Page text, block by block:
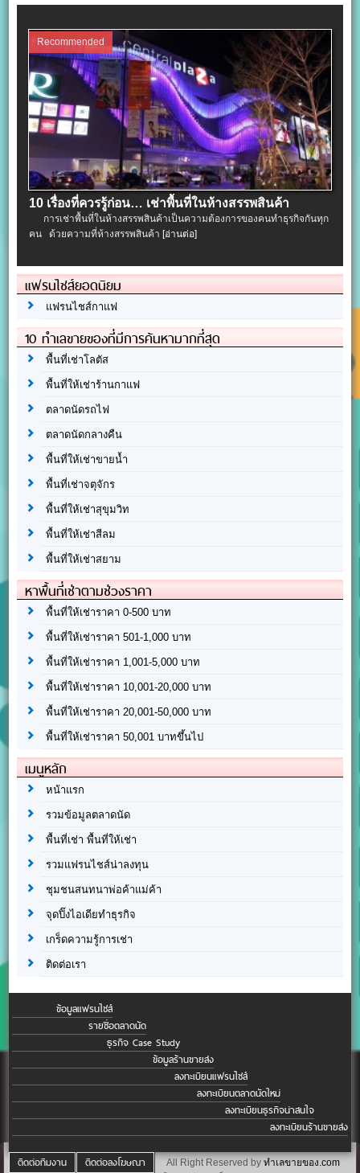
Recommended
10 เรื่องที่ควรรู้ก่อน… เช่าพื้นที่ในห้างสรรพสินค้า
การเช่าพื้นที่ในห้างสรรพสินค้าเป็นความต้องการของคนทำธุรกิจกันทุก
คน ด้วยความที่ห้างสรรพสินค้า [อ่านต่อ]
แฟรนไชส์ยอดนิยม
แฟรนไชส์กาแฟ
10 ทำเลขายของที่มีการค้นหามากที่สุด
พื้นที่เช่าโลตัส
พื้นที่ให้เช่าร้านกาแฟ
ตลาดนัดรถไฟ
ตลาดนัดกลางคืน
พื้นที่ให้เช่าขายน้ำ
พื้นที่เช่าจตุจักร
พื้นที่ให้เช่าสุขุมวิท
พื้นที่ให้เช่าสีลม
พื้นที่ให้เช่าสยาม
หาพื้นที่เช่าตามช่วงราคา
พื้นที่ให้เช่าราคา 0-500 บาท
พื้นที่ให้เช่าราคา 501-1,000 บาท
พื้นที่ให้เช่าราคา 1,001-5,000 บาท
พื้นที่ให้เช่าราคา 10,001-20,000 บาท
พื้นที่ให้เช่าราคา 20,001-50,000 บาท
พื้นที่ให้เช่าราคา 50,001 บาทขึ้นไป
เมนูหลัก
หน้าแรก
รวมข้อมูลตลาดนัด
พื้นที่เช่า พื้นที่ให้เช่า
รวมแฟรนไชส์น่าลงทุน
ชุมชนสนทนาพ่อค้าแม่ค้า
จุดปิ๊งไอเดียทำธุรกิจ
เกร็ดความรู้การเช่า
ติดต่อเรา
ข้อมูลแฟรนไชส์
รายชื่อตลาดนัด
ธุรกิจ Case Study
ข้อมูลร้านขายส่ง
ลงทะเบียนแฟรนไชส์
ลงทะเบียนตลาดนัดใหม่
ลงทะเบียนธุรกิจน่าสนใจ
ลงทะเบียนร้านขายส่ง
ติดต่อทีมงาน ติดต่อลงโฆษณา All Right Reserved by ทำเลขายของ.com